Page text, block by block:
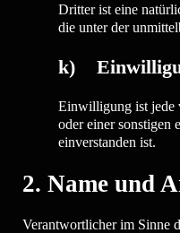
Dritter ist eine
die unter der
k)
Einwilligung ist jede
oder einer sonstigen
einverstanden ist.
2. Name und
Verantwortlicher im Sinne